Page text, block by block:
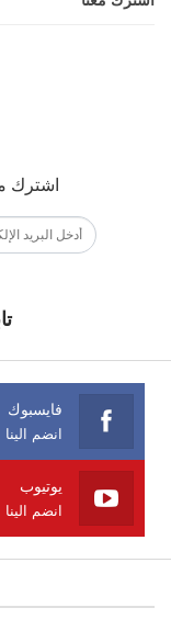
اشترك
فايسبوك
انضم الينا
يوتيوب
انضم الينا